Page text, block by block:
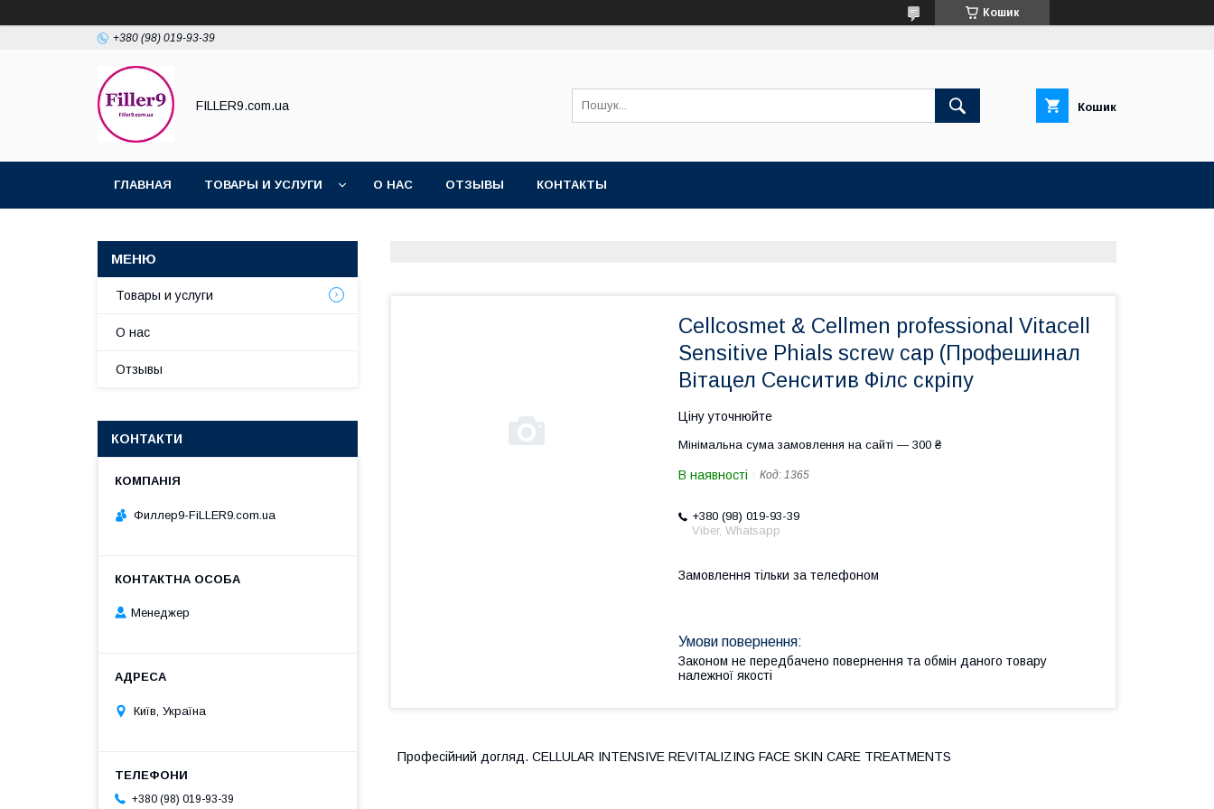
Кошик
+380 (98) 019-93-39
FILLER9.com.ua Кошик
ГЛАВНАЯ ТОВАРЫ И УСЛУГИ О НАС OТЗЫВЫ КОНТАКТЫ
Cellcosmet & Cellmen professional Vitacell
Sensitive Phials screw cap (Профешинал
Вітацел Сенситив Філс скріпу
Ціну уточнюйте
Мінімальна сума замовлення на сайті — 300 ₴
В наявності Код: 1365
+380 (98) 019-93-39
Viber, Whatsapp
Замовлення тільки за телефоном
Законом не передбачено повернення та обмін даного товару
належної якості
Професійний догляд. CELLULAR INTENSIVE REVITALIZING FACE SKIN CARE TREATMENTS
Товары и услуги
О нас
Отзывы
КОНТАКТИ
Филлер9-FiLLER9.com.ua
Менеджер
Київ, Україна
+380 (98) 019-93-39